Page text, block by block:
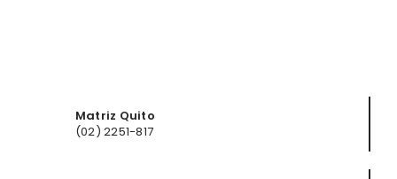
Matriz Quito
(02) 2251-817